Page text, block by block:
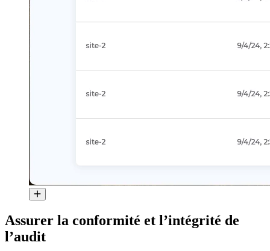
Assurer la conformité et l’intégrité de
l’audit